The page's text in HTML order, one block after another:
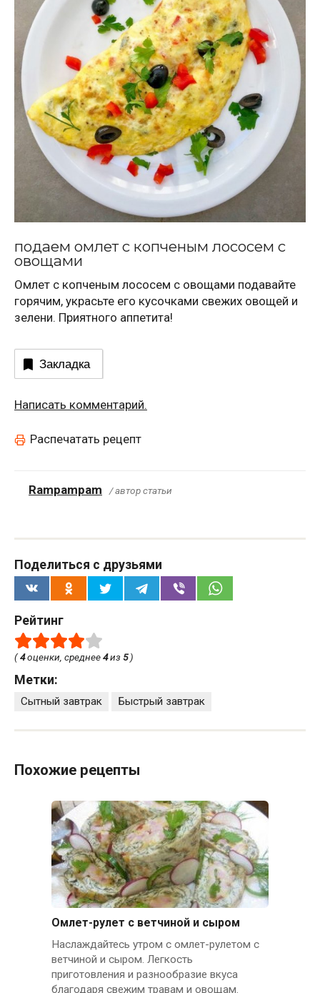
подаем омлет с копченым лососем с
овощами
Омлет с копченым лососем с овощами подавайте
горячим, украсьте его кусочками свежих овощей и
зелени. Приятного аппетита!
Закладка
Написать комментарий.
Распечатать рецепт
Rampampam / автор статьи
Поделиться с друзьями
Рейтинг
(4оценки, среднее4из 5)
Метки:
Сытный завтрак Быстрый завтрак
Похожие рецепты
Омлет-рулет с ветчиной и сыром
Наслаждайтесь утром с омлет-рулетом с
ветчиной и сыром. Легкость
приготовления и разнообразие вкуса
благодаря свежим травам и овощам.